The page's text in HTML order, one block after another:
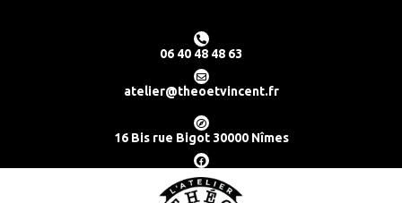
06 40 48 48 63
atelier@theoetvincent.fr
16 Bis rue Bigot 30000 Nîmes